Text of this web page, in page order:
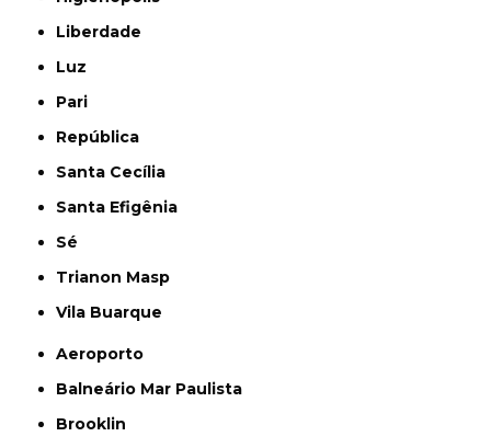
Liberdade
Luz
Pari
República
Santa Cecília
Santa Efigênia
Sé
Trianon Masp
Vila Buarque
Aeroporto
Balneário Mar Paulista
Brooklin